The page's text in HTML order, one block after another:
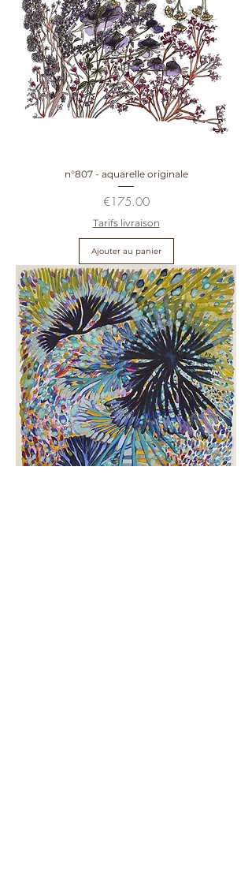
n°807 - aquarelle originale
Prix
€175.00
Tarifs livraison
Ajouter au panier